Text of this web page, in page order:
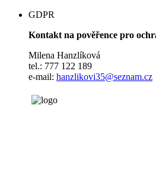
GDPR
Kontakt na pověřence pro
Milena Hanzlíková
tel.: 777 122 189
e-mail: hanzlikovi35@seznam.cz